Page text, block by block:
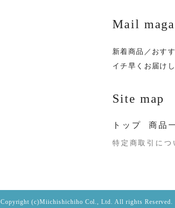
Mail
新着商品／おす
イチ早くお届けし
Site map
トップ 商品
特定商取引につ
Copyright (c)Miichishichiho Col., Ltd. All rights Reserved.